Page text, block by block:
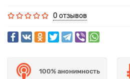
0 отзывов
100% анонимность